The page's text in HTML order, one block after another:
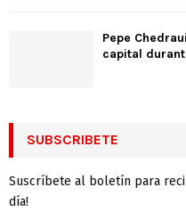
Pepe
capital
SUBSCRIBETE
Suscríbete al boletín para
día!